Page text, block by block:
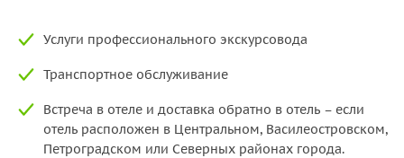
Услуги профессионального экскурсовода
Транспортное обслуживание
Встреча в отеле и доставка обратно в отель – если
отель расположен в Центральном, Василеостровском,
Петроградском или Северных районах города.